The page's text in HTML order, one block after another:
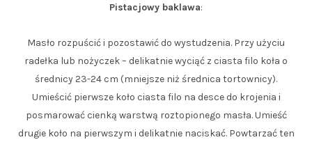
Pistacjowy baklawa:
Masło rozpuścić i pozostawić do wystudzenia. Przy użyciu
radełka lub nożyczek – delikatnie wyciąć z ciasta filo koła o
średnicy 23-24 cm (mniejsze niż średnica tortownicy).
Umieścić pierwsze koło ciasta filo na desce do krojenia i
posmarować cienką warstwą roztopionego masła. Umieść
drugie koło na pierwszym i delikatnie naciskać. Powtarzać ten